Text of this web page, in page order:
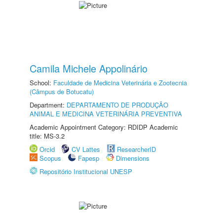
Camila Michele Appolinário
School: Faculdade de Medicina Veterinária e Zootecnia
(Câmpus de Botucatu)
Department: DEPARTAMENTO DE PRODUÇÃO
ANIMAL E MEDICINA VETERINÁRIA PREVENTIVA
Academic Appointment Category: RDIDP Academic
title: MS-3.2
Orcid
CV Lattes
ResearcherID
Scopus
Fapesp
Dimensions
Repositório Institucional UNESP